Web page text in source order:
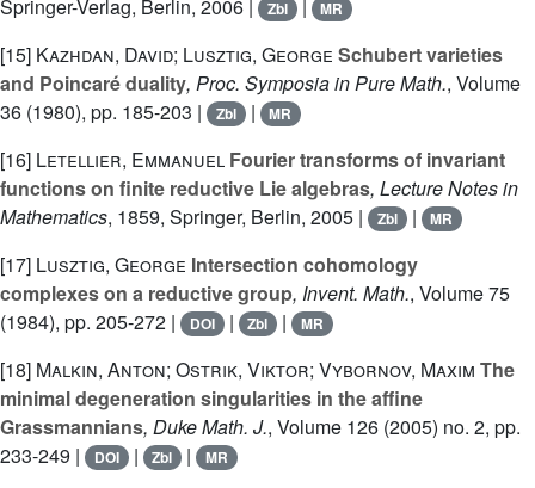
Springer-Verlag, Berlin, 2006 |
Zbl | MR
[15] Kazhdan, David; Lusztig, George Schubert varieties
and Poincaré duality, Proc. Symposia in Pure Math., Volume
36 (1980), pp. 185-203 | Zbl | MR
[16] Letellier, Emmanuel Fourier transforms of invariant
functions on finite reductive Lie algebras, Lecture Notes in
Mathematics, 1859, Springer, Berlin, 2005 | Zbl | MR
[17] Lusztig, George Intersection cohomology
complexes on a reductive group, Invent. Math., Volume 75
(1984), pp. 205-272 |
DOI | Zbl | MR
[18] Malkin, Anton; Ostrik, Viktor; Vybornov, Maxim The
minimal degeneration singularities in the affine
Grassmannians, Duke Math. J., Volume 126 (2005) no. 2, pp.
233-249 |
DOI | Zbl | MR